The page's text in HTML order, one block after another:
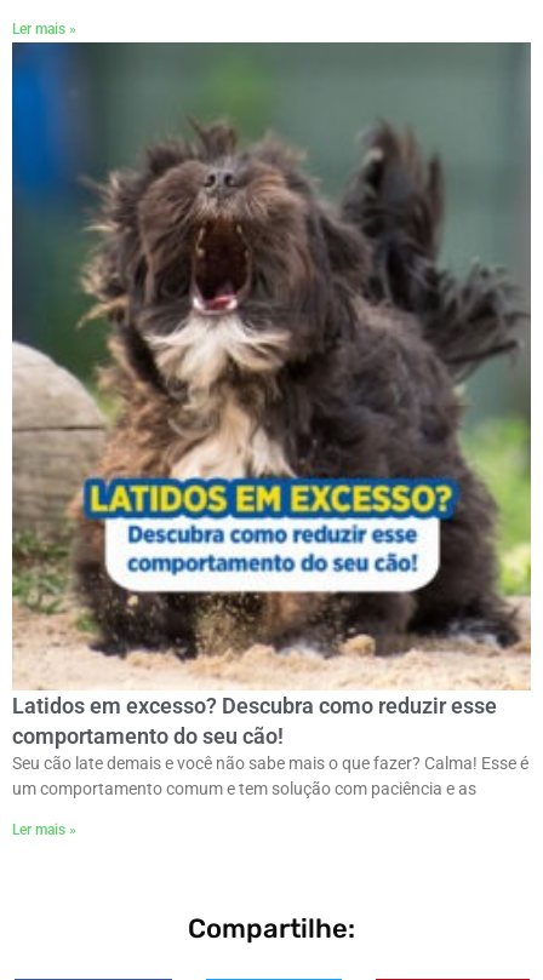
Ler mais »
Latidos em excesso? Descubra como reduzir esse
comportamento do seu cão!
Seu cão late demais e você não sabe mais o que fazer? Calma! Esse é
um comportamento comum e tem solução com paciência e as
Ler mais »
Compartilhe: